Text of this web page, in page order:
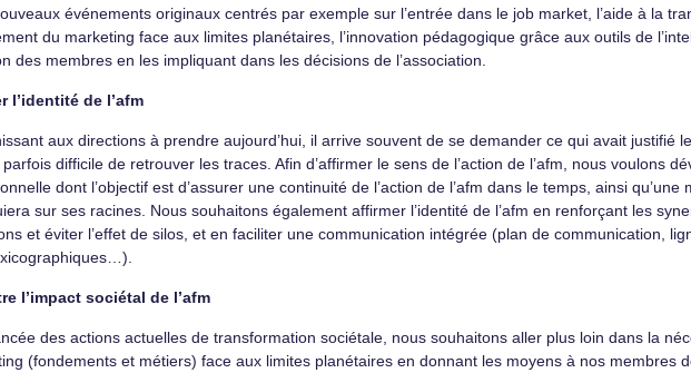
événements originaux centrés par exemple sur l’entrée dans le job market, l’aide à la
du marketing face aux limites planétaires, l’innovation pédagogique grâce aux outils de
des membres en les impliquant dans les décisions de l’association.
l’identité de l’afm
aux directions à prendre aujourd’hui, il arrive souvent de se demander ce qui avait justifié
difficile de retrouver les traces. Afin d’affirmer le sens de l’action de l’afm, nous voulons
dont l’objectif est d’assurer une continuité de l’action de l’afm dans le temps, ainsi
sur ses racines. Nous souhaitons également affirmer l’identité de l’afm en renforçant les
et éviter l’effet de silos, et en faciliter une communication intégrée (plan de communication,
l’impact sociétal de l’afm
des actions actuelles de transformation sociétale, nous souhaitons aller plus loin dans la
(fondements et métiers) face aux limites planétaires en donnant les moyens à nos membres